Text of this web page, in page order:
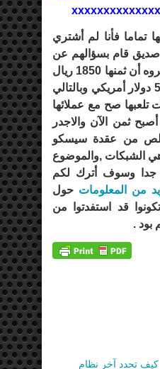
تماما فأنا لم أشتري
قام بسؤالهم عن
رخصة السكيورتي وأخبروه أن ثمنها 1850 ريال
سعودي اي مايعادل 500 دولار أمريكي وبالتالي
صح مع عملائها
ثمن الآن والاجدر
من عقدة سيسكو
الشبكات ,والموضوع
جدا وسوف أترك لكم
من المعلومات حول
قد استفدتوا من
بود .
كيف تحدد آخر نظام